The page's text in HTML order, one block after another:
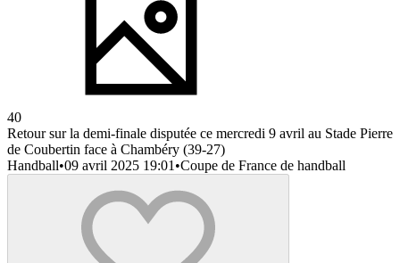
40
Retour sur la demi-finale disputée ce mercredi 9 avril au Stade Pierre
de Coubertin face à Chambéry (39-27)
Handball•09 avril 2025 19:01 •Coupe de France de handball